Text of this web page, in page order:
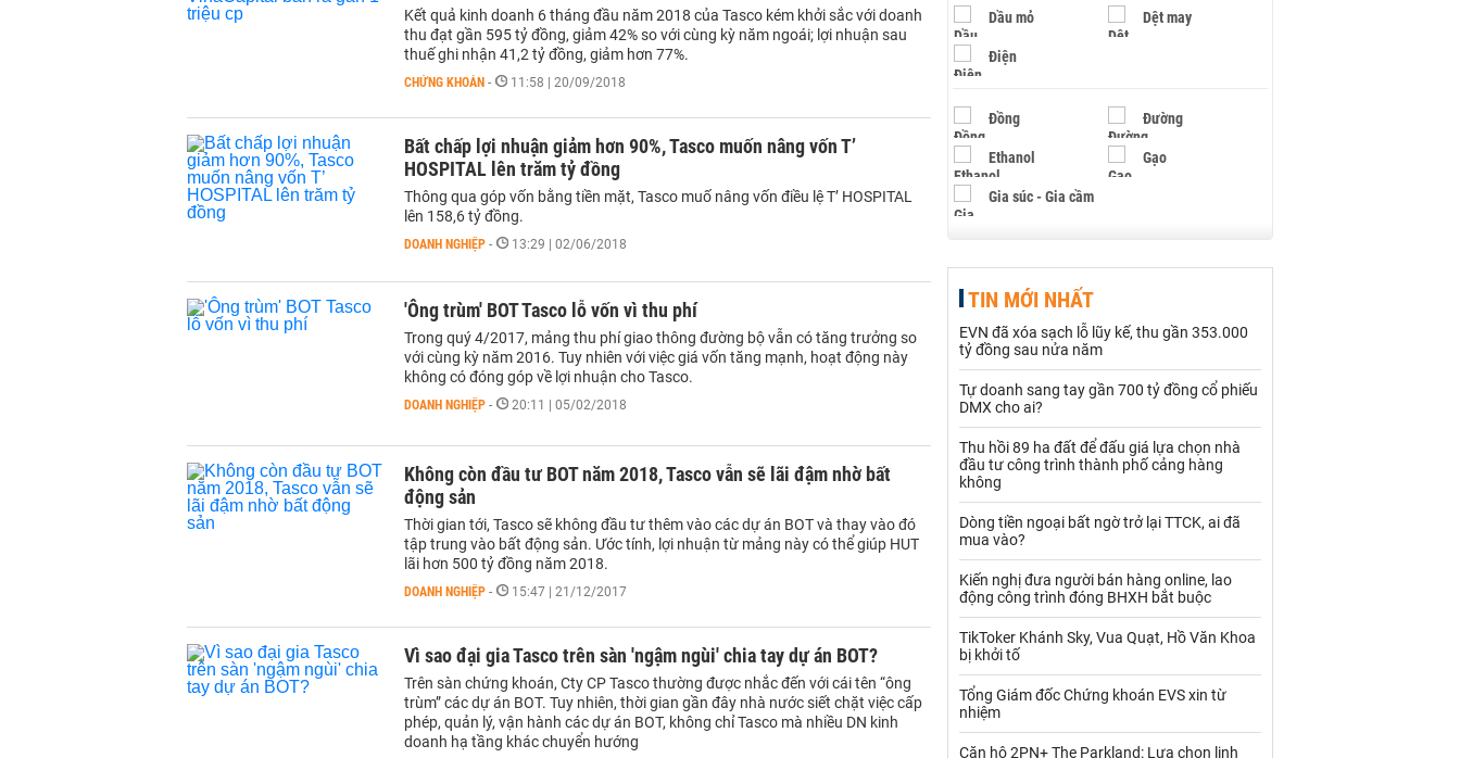
Kết quả kinh doanh 6 tháng đầu năm 2018 của Tasco kém khởi sắc với doanh
thu đạt gần 595 tỷ đồng, giảm 42% so với cùng kỳ năm ngoái; lợi nhuận sau
thuế ghi nhận 41,2 tỷ đồng, giảm hơn 77%.
CHỨNG KHOÁN - 11:58 | 20/09/2018
Bất chấp lợi nhuận giảm hơn 90%, Tasco muốn nâng vốn T’
HOSPITAL lên trăm tỷ đồng
Thông qua góp vốn bằng tiền mặt, Tasco muố nâng vốn điều lệ T’ HOSPITAL
lên 158,6 tỷ đồng.
DOANH NGHIỆP - 13:29 | 02/06/2018
'Ông trùm' BOT Tasco lỗ vốn vì thu phí
Trong quý 4/2017, mảng thu phí giao thông đường bộ vẫn có tăng trưởng so
với cùng kỳ năm 2016. Tuy nhiên với việc giá vốn tăng mạnh, hoạt động này
không có đóng góp về lợi nhuận cho Tasco.
DOANH NGHIỆP - 20:11 | 05/02/2018
Không còn đầu tư BOT năm 2018, Tasco vẫn sẽ lãi đậm nhờ bất
động sản
Thời gian tới, Tasco sẽ không đầu tư thêm vào các dự án BOT và thay vào đó
tập trung vào bất động sản. Ước tính, lợi nhuận từ mảng này có thể giúp HUT
lãi hơn 500 tỷ đồng năm 2018.
DOANH NGHIỆP - 15:47 | 21/12/2017
Vì sao đại gia Tasco trên sàn 'ngậm ngùi' chia tay dự án BOT?
Trên sàn chứng khoán, Cty CP Tasco thường được nhắc đến với cái tên “ông
trùm” các dự án BOT. Tuy nhiên, thời gian gần đây nhà nước siết chặt việc cấp
phép, quản lý, vận hành các dự án BOT, không chỉ Tasco mà nhiều DN kinh
doanh hạ tầng khác chuyển hướng
Dầu mỏ Dệt may
Điện
Đồng Đường
Ethanol Gạo
Gia súc - Gia cầm
Hạt điều
Khí đốt
Kim loại khác Mắc ca
Muối Ngũ cốc
Nhựa - Hạt nhựa
Palladium
Rau - Củ -Quả Sắt thép
Sữa
Than Thức ăn chăn nuôi
Thủy hải sản khác
TIN MỚI NHẤT
EVN đã xóa sạch lỗ lũy kế, thu gần 353.000
tỷ đồng sau nửa năm
Tự doanh sang tay gần 700 tỷ đồng cổ phiếu
DMX cho ai?
Thu hồi 89 ha đất để đấu giá lựa chọn nhà
đầu tư công trình thành phố cảng hàng
không
Dòng tiền ngoại bất ngờ trở lại TTCK, ai đã
mua vào?
Kiến nghị đưa người bán hàng online, lao
động công trình đóng BHXH bắt buộc
TikToker Khánh Sky, Vua Quạt, Hồ Văn Khoa
bị khởi tố
Tổng Giám đốc Chứng khoán EVS xin từ
nhiệm
Căn hộ 2PN+ The Parkland: Lựa chọn linh